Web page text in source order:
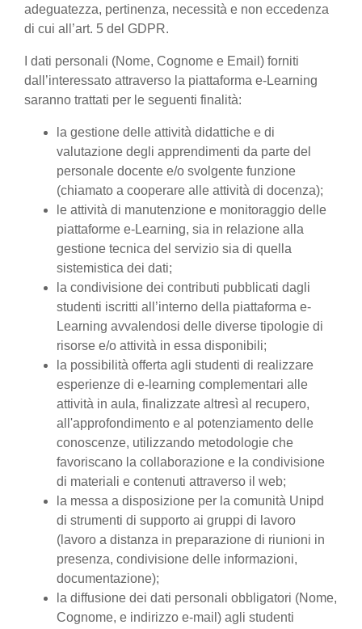
adeguatezza, pertinenza, necessità e non eccedenza
di cui all’art. 5 del GDPR.
I dati personali (Nome, Cognome e Email) forniti
dall’interessato attraverso la piattaforma e-Learning
saranno trattati per le seguenti finalità:
la gestione delle attività didattiche e di
valutazione degli apprendimenti da parte del
personale docente e/o svolgente funzione
(chiamato a cooperare alle attività di docenza);
le attività di manutenzione e monitoraggio delle
piattaforme e-Learning, sia in relazione alla
gestione tecnica del servizio sia di quella
sistemistica dei dati;
la condivisione dei contributi pubblicati dagli
studenti iscritti all’interno della piattaforma e-
Learning avvalendosi delle diverse tipologie di
risorse e/o attività in essa disponibili;
la possibilità offerta agli studenti di realizzare
esperienze di e-learning complementari alle
attività in aula, finalizzate altresì al recupero,
all'approfondimento e al potenziamento delle
conoscenze, utilizzando metodologie che
favoriscano la collaborazione e la condivisione
di materiali e contenuti attraverso il web;
la messa a disposizione per la comunità Unipd
di strumenti di supporto ai gruppi di lavoro
(lavoro a distanza in preparazione di riunioni in
presenza, condivisione delle informazioni,
documentazione);
la diffusione dei dati personali obbligatori (Nome,
Cognome, e indirizzo e-mail) agli studenti